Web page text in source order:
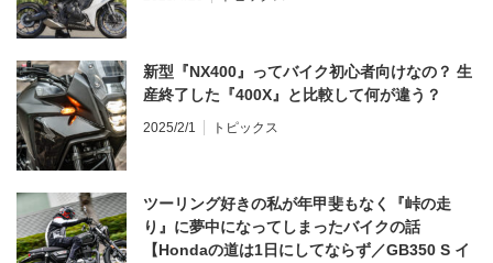
新型『NX400』ってバイク初心者向けなの？ 生
産終了した『400X』と比較して何が違う？
2025/2/1 トピックス
ツーリング好きの私が年甲斐もなく『峠の走
り』に夢中になってしまったバイクの話
【Hondaの道は1日にしてならず／GB350 S イ